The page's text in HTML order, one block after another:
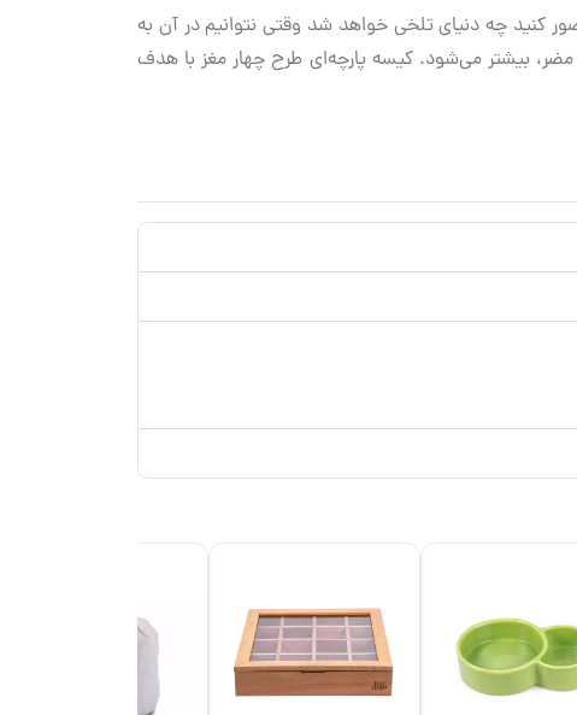
چه دنیای تلخی خواهد شد وقتی نتوانیم در آن به
بیشتر می‌شود. کیسه پارچه‌ای طرح چهار مغز با هدف